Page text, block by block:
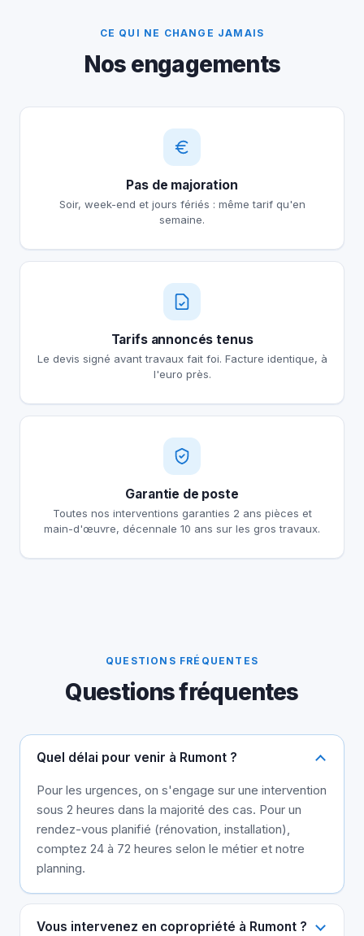
CE QUI NE CHANGE JAMAIS
Nos engagements
Pas de majoration
Soir, week-end et jours fériés : même tarif qu'en
semaine.
Tarifs annoncés tenus
Le devis signé avant travaux fait foi. Facture identique, à
l'euro près.
Garantie de poste
Toutes nos interventions garanties 2 ans pièces et
main-d'œuvre, décennale 10 ans sur les gros travaux.
QUESTIONS FRÉQUENTES
Questions fréquentes
Quel délai pour venir à Rumont ?
Pour les urgences, on s'engage sur une intervention
sous 2 heures dans la majorité des cas. Pour un
rendez-vous planifié (rénovation, installation),
comptez 24 à 72 heures selon le métier et notre
planning.
Vous intervenez en copropriété à Rumont ?